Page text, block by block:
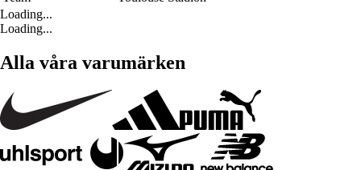
Loading...
Loading...
Alla våra varumärken